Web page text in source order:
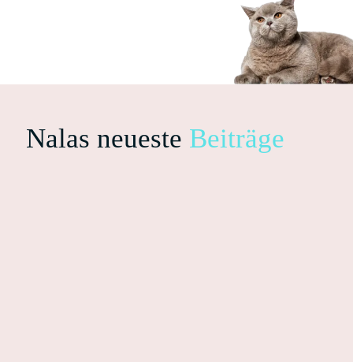
Nalas neueste Beiträge